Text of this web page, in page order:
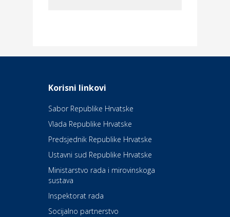
Daruvarske toplice – ljekovita
Kultura i edukacija
Kazalište Kerempuh
Kultura i edukacija
Kazalište ZKM
Auto-moto i tehnika
Korisni linkovi
Sabor Republike Hrvatske
Vlada Republike Hrvatske
Predsjednik Republike Hrvatske
Ustavni sud Republike Hrvatske
Ministarstvo rada i mirovinskoga
sustava
Inspektorat rada
Socijalno partnerstvo